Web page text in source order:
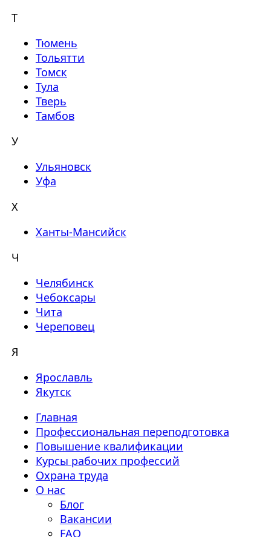
Т
Тюмень
Тольятти
Томск
Тула
Тверь
Тамбов
У
Ульяновск
Уфа
Х
Ханты-Мансийск
Ч
Челябинск
Чебоксары
Чита
Череповец
Я
Ярославль
Якутск
Главная
Профессиональная переподготовка
Повышение квалификации
Курсы рабочих профессий
Охрана труда
О нас
Блог
Вакансии
FAQ